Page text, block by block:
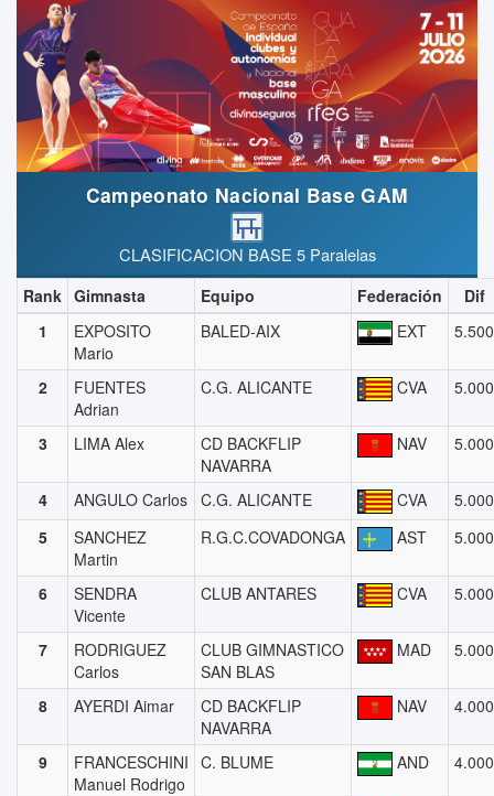
Campeonato Nacional Base GAM
CLASIFICACION BASE 5 Paralelas
Rank Gimnasta Equipo Federación
Dif
1
EXPOSITO
Mario
BALED-AIX EXT 5.500
2
FUENTES
Adrian
C.G. ALICANTE CVA 5.000
3 LIMA Alex
CD BACKFLIP
NAVARRA
NAV 5.000
4 ANGULO Carlos C.G. ALICANTE CVA
5.000
5
SANCHEZ
Martin
R.G.C.COVADONGA AST 5.000
6
SENDRA
Vicente
CLUB ANTARES CVA 5.000
7
RODRIGUEZ
Carlos
CLUB GIMNASTICO
SAN BLAS
MAD 5.000
8 AYERDI Aimar
CD BACKFLIP
NAVARRA
NAV 4.000
9
FRANCESCHINI
Manuel Rodrigo
C. BLUME AND 4.000